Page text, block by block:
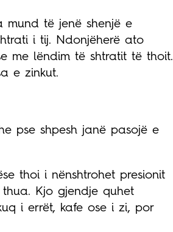
mund të jenë shenjë e
i tij. Ndonjëherë ato
me lëndim të shtratit të thoit.
e zinkut.
pse shpesh janë pasojë e
thoi i nënshtrohet presionit
Kjo gjendje quhet
i errët, kafe ose i zi, por